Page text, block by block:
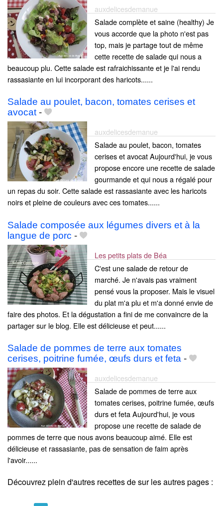
auxdelicesdemanue
Salade complète et saine (healthy) Je
vous accorde que la photo n'est pas
top, mais je partage tout de même
cette recette de salade qui nous a
beaucoup plu. Cette salade est rafraichissante et je l'ai rendu
rassasiante en lui incorporant des haricots......
Salade au poulet, bacon, tomates cerises et
avocat-
auxdelicesdemanue
Salade au poulet, bacon, tomates
cerises et avocat Aujourd'hui, je vous
propose encore une recette de salade
gourmande et qui nous a régalé pour
un repas du soir. Cette salade est rassasiante avec les haricots
noirs et pleine de couleurs avec ces tomates......
Salade composée aux légumes divers et à la
langue de porc -
Les petits plats de Béa
C'est une salade de retour de
marché. Je n'avais pas vraiment
pensé vous la proposer. Mais le visuel
du plat m'a plu et m'a donné envie de
faire des photos. Et la dégustation a fini de me convaincre de la
partager sur le blog. Elle est délicieuse et peut......
Salade de pommes de terre aux tomates
cerises, poitrine fumée, œufs durs et feta -
auxdelicesdemanue
Salade de pommes de terre aux
tomates cerises, poitrine fumée, œufs
durs et feta Aujourd'hui, je vous
propose une recette de salade de
pommes de terre que nous avons beaucoup aimé. Elle est
délicieuse et rassasiante, pas de sensation de faim après
l'avoir......
Découvrez plein d'autres recettes desur les autres pages :